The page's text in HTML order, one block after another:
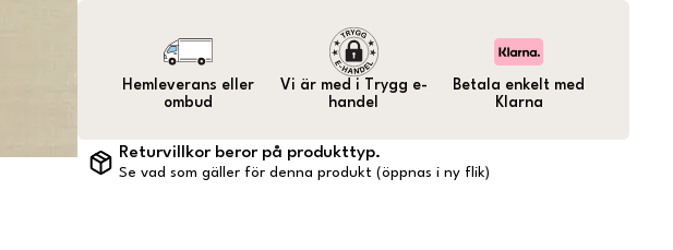
Hemleverans eller
ombud
Vi är med i Trygg e-
handel
Betala enkelt med
Klarna
Returvillkor beror på produkttyp.
Se vad som gäller för denna produkt (öppnas i ny flik)